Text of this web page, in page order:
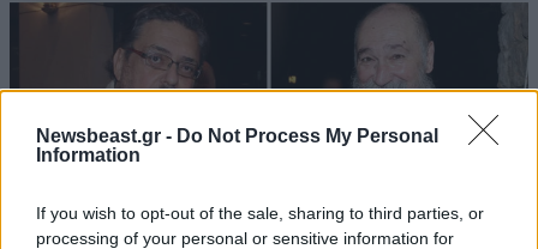
Newsbeast.gr - Do Not Process My Personal
Information
If you wish to opt-out of the sale, sharing to third parties, or
processing of your personal or sensitive information for
Θάνατοι καλλιτεχνών που βύθισαν στο πένθος την
Ελλάδα τη δεκαετία 2010 – 2019